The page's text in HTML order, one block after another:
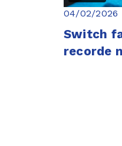
04/02/2026
Switch
recorde